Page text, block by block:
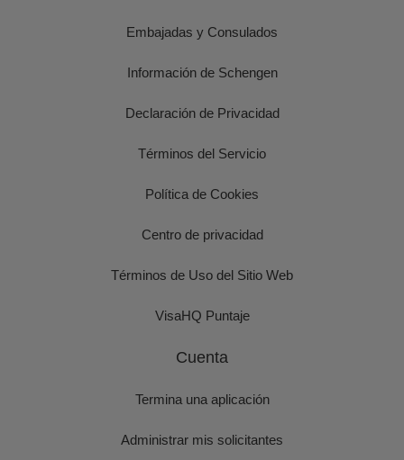
Embajadas y Consulados
Información de Schengen
Declaración de Privacidad
Términos del Servicio
Política de Cookies
Centro de privacidad
Términos de Uso del Sitio Web
VisaHQ Puntaje
Cuenta
Termina una aplicación
Administrar mis solicitantes